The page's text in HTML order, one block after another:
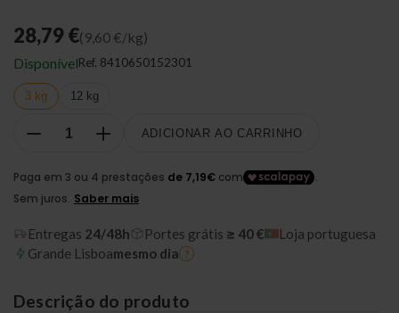
28,79 €(9,60 €/kg)
DisponívelRef. 8410650152301
3 kg 12 kg
ADICIONAR AO CARRINHO
Entregas 24/48h Portes grátis ≥ 40 €
Loja portuguesa
Grande Lisboamesmo dia ?
Descrição do produto